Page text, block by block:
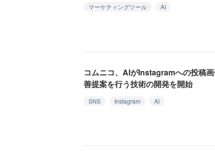
マーケティングツール
AI
コムニコ、AIがInstagramへの投稿
善提案を行う技術の開発を開始
SNS Instagram
AI